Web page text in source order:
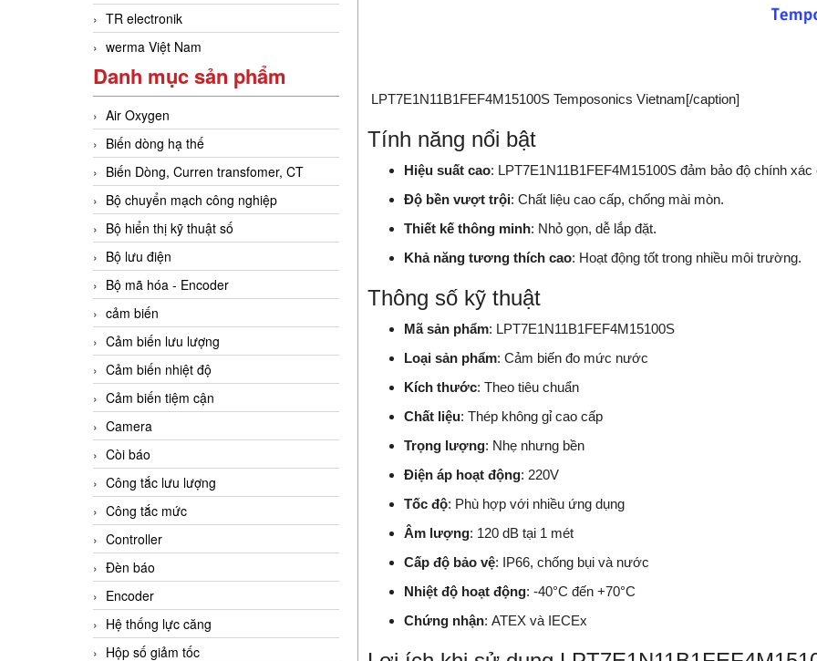
TR electronik
werma Việt Nam
Danh mục sản phẩm
Air Oxygen
Biến dòng hạ thế
Biến Dòng, Curren transfomer, CT
Bộ chuyển mạch công nghiệp
Bộ hiển thị kỹ thuật số
Bộ lưu điện
Bộ mã hóa - Encoder
cảm biến
Cảm biến lưu lượng
Cảm biến nhiệt độ
Cảm biến tiệm cận
Camera
Còi báo
Công tắc lưu lượng
Công tắc mức
Controller
Đèn báo
Encoder
Hệ thống lực căng
Hộp số giảm tốc
LPT7E1N11B1FEF4M15100S Temposonics Vietnam[/caption]
Tính năng nổi bật
Hiệu suất cao: LPT7E1N11B1FEF4M15100S đảm bảo độ chính xác
Độ bền vượt trội: Chất liệu cao cấp, chống mài mòn.
Thiết kế thông minh: Nhỏ gọn, dễ lắp đặt.
Khả năng tương thích cao: Hoạt động tốt trong nhiều môi trường.
Thông số kỹ thuật
Mã sản phẩm: LPT7E1N11B1FEF4M15100S
Loại sản phẩm: Cảm biến đo mức nước
Kích thước: Theo tiêu chuẩn
Chất liệu: Thép không gỉ cao cấp
Trọng lượng: Nhẹ nhưng bền
Điện áp hoạt động: 220V
Tốc độ: Phù hợp với nhiều ứng dụng
Âm lượng: 120 dB tại 1 mét
Cấp độ bảo vệ: IP66, chống bụi và nước
Nhiệt độ hoạt động: -40°C đến +70°C
Chứng nhận: ATEX và IECEx